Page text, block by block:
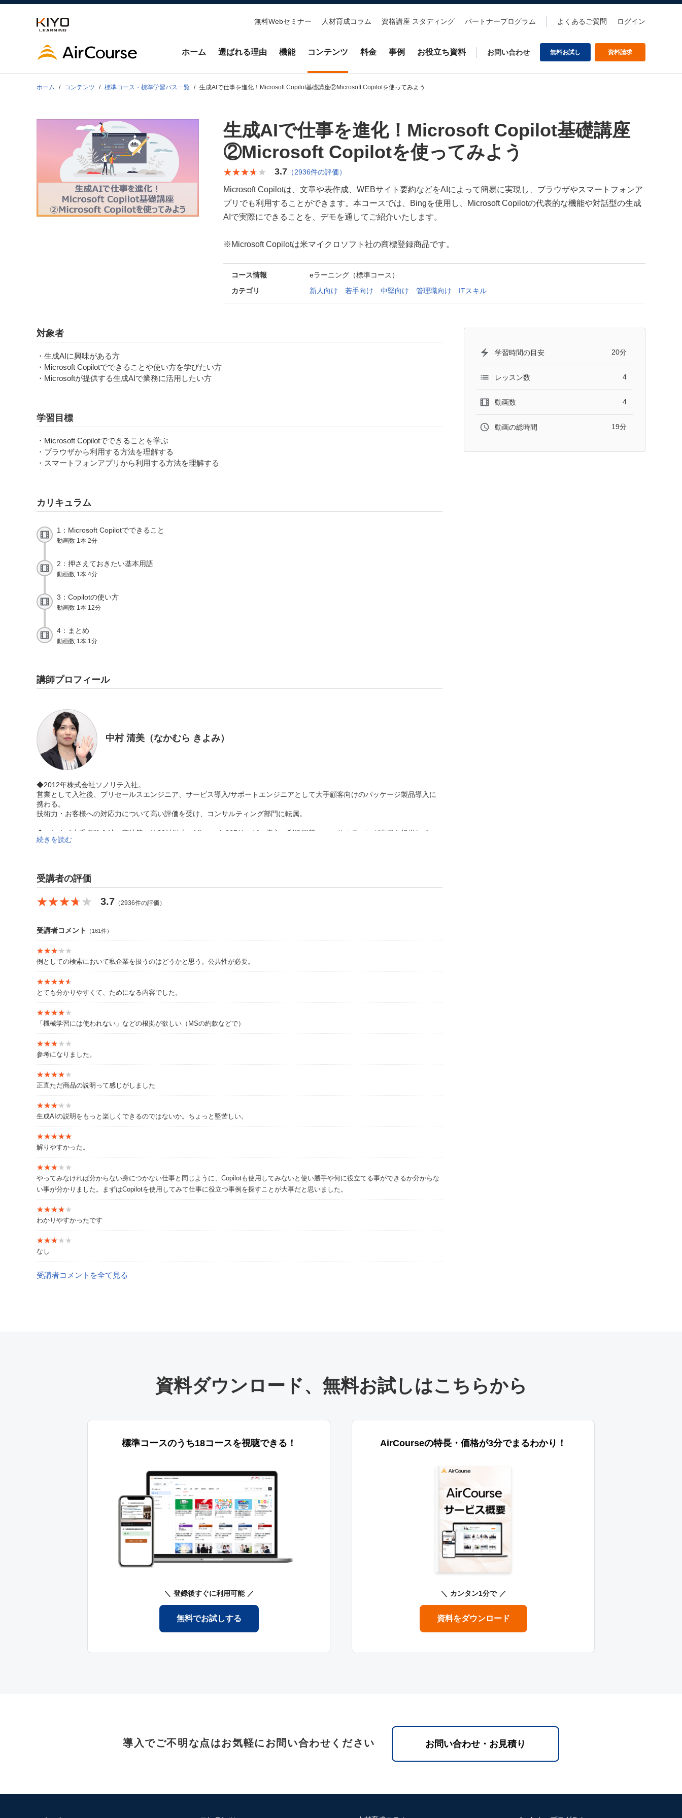
無料Webセミナー 人材育成コラム 資格講座 スタディング パートナープログラム よくあるご質問 ログイン
ホーム 選ばれる理由 機能 コンテンツ 料金 事例 お役立ち資料 お問い合わせ 無料お試し 資料請求
ホーム コンテンツ 標準コース・標準学習パス一覧 生成AIで仕事を進化！Microsoft Copilot基礎講座​②Microsoft Copilotを使ってみよう
生成AIで仕事を進化！Microsoft Copilot基礎講座​
②Microsoft Copilotを使ってみよう
★★★★★
★★★★★ 3.7 （2936件の評価）
Microsoft Copilotは、文章や表作成、WEBサイト要約などをAIによって簡易に実現し、ブラウザやスマートフォンア
プリでも利用することができます。本コースでは、Bingを使用し、Microsoft Copilotの代表的な機能や対話型の生成
AIで実際にできることを、デモを通してご紹介いたします。
※Microsoft Copilotは米マイクロソフト社の商標登録商品です。
コース情報
eラーニング（標準コース）
カテゴリ
新人向け 若手向け 中堅向け 管理職向け ITスキル
対象者
・生成AIに興味がある方
・Microsoft Copilotでできることや使い方を学びたい方
・Microsoftが提供する生成AIで業務に活用したい方
学習目標
・Microsoft Copilotでできることを学ぶ
・ブラウザから利用する方法を理解する
・スマートフォンアプリから利用する方法を理解する
カリキュラム
1：Microsoft Copilotでできること
動画数 1本 2分
2：押さえておきたい基本用語
動画数 1本 4分
3：Copilotの使い方
動画数 1本 12分
4：まとめ
動画数 1本 1分
講師プロフィール
中村 清美（なかむら きよみ）
◆2012年株式会社ソノリテ入社。
営業として入社後、プリセールスエンジニア、サービス導入/サポートエンジニアとして大手顧客向けのパッケージ製品導入に
携わる。
技術力・お客様への対応力について高い評価を受け、コンサルティング部門に転属。
◆これまで大手保険会社、商社等、約30社以上のMicrosoft 365サービス導入、利活用等のコンサルティング支援を担当してい
るほか、Microsoft 365に関する初心者向けセミナー動画の出演などで活躍。
・Microsoft 365 Certified: Teams Administrator Associate
続きを読む
受講者の評価
★★★★★
★★★★★ 3.7 （2936件の評価）
受講者コメント （161件）
★★★★★
★★★★★
例としての検索において私企業を扱うのはどうかと思う。公共性が必要。
★★★★★
★★★★★
とても分かりやすくて、ためになる内容でした。
★★★★★
★★★★★
「機械学習には使われない」などの根拠が欲しい（MSの約款などで）
★★★★★
★★★★★
参考になりました。
★★★★★
★★★★★
正直ただ商品の説明って感じがしました
★★★★★
★★★★★
生成AIの説明をもっと楽しくできるのではないか。ちょっと堅苦しい。
★★★★★
★★★★★
解りやすかった。
★★★★★
★★★★★
やってみなければ分からない身につかない仕事と同じように、Copilotも使用してみないと使い勝手や何に役立てる事ができるか分からな
い事が分かりました。まずはCopilotを使用してみて仕事に役立つ事例を探すことが大事だと思いました。
★★★★★
★★★★★
わかりやすかったです
★★★★★
★★★★★
なし
受講者コメントを全て見る
学習時間の目安 20分
レッスン数 4
動画数 4
動画の総時間 19分
資料ダウンロード、 無料お試しはこちらから
標準コースのうち18コースを視聴できる！
登録後すぐに利用可能
無料でお試しする
AirCourseの特長・価格が3分でまるわかり！
カンタン1分で
資料をダウンロード
導入でご不明な点はお気軽にお問い合わせください お問い合わせ・お見積り